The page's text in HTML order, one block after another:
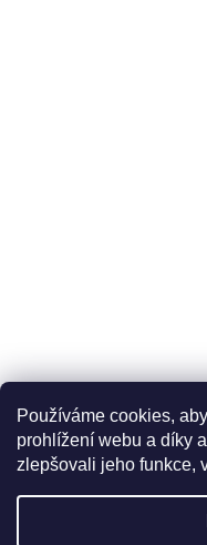
Používáme cookies,
prohlížení webu a díky
zlepšovali jeho funkce,